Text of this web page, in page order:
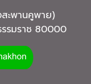
ะพานคูพาย)
รรมราช 80000